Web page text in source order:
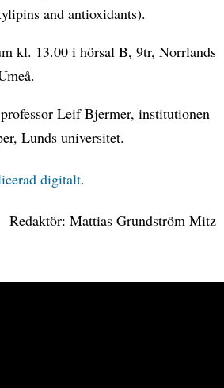
and antioxidants).
kl. 13.00 i hörsal B, 9tr, Norrlands
Leif Bjermer, institutionen
Lunds universitet.
digitalt.
Redaktör: Mattias Grundström Mitz